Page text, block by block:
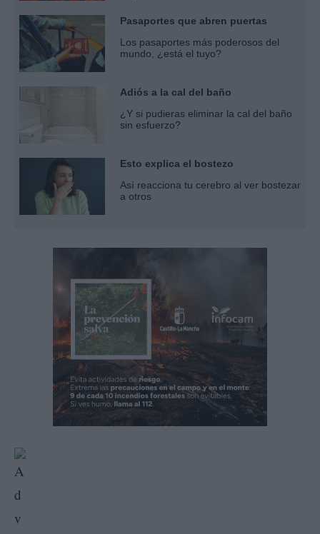
Pasaportes que abren puertas
Los pasaportes más poderosos del
mundo, ¿está el tuyo?
Adiós a la cal del baño
¿Y si pudieras eliminar la cal del baño
sin esfuerzo?
Esto explica el bostezo
Así reacciona tu cerebro al ver bostezar
a otros